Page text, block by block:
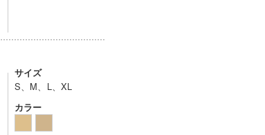
サイズ
S、M、L、XL
カラー